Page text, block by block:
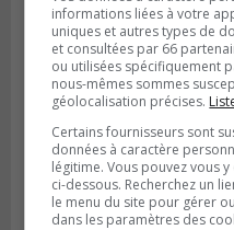
Une poussée
vers la victoire à
informations liées à votre
uniques et autres types de
et consultées par 66
ou utilisées spécifiquement
nous-mêmes sommes
géolocalisation précises.
Certains fournisseurs sont
données à caractère
légitime. Vous pouvez vous
ci-dessous. Recherchez un
le menu du site pour gérer
dans les paramètres des